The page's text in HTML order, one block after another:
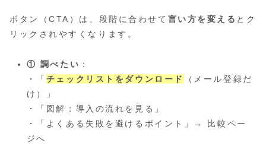
ボタン（CTA）は、段階に合わせて 言い方を変える とク
リックされやすくなります。
① 調べたい ：
・「 チェックリストをダウンロード
（メール登録だ
け）」
・「図解：導入の流れを見る」
・「よくある失敗を避けるポイント」→ 比較ペー
ジへ